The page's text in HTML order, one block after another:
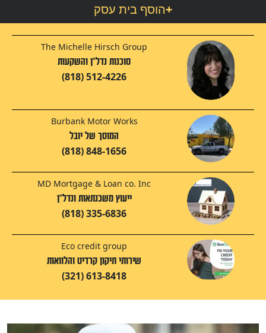
הוסף בית עסק+
The Michelle Hirsch Group
סוכנות נדל"ן והשקעות
(818) 512-4226
Burbank Motor Works
המוסך של יובל
(818) 848-1656
MD Mortgage & Loan co. Inc
ייעוץ משכנתאות ונדל"ן
(818) 335-6836
Eco credit group
שירותי תיקון קרדיט והלוואות
(321) 613-8418